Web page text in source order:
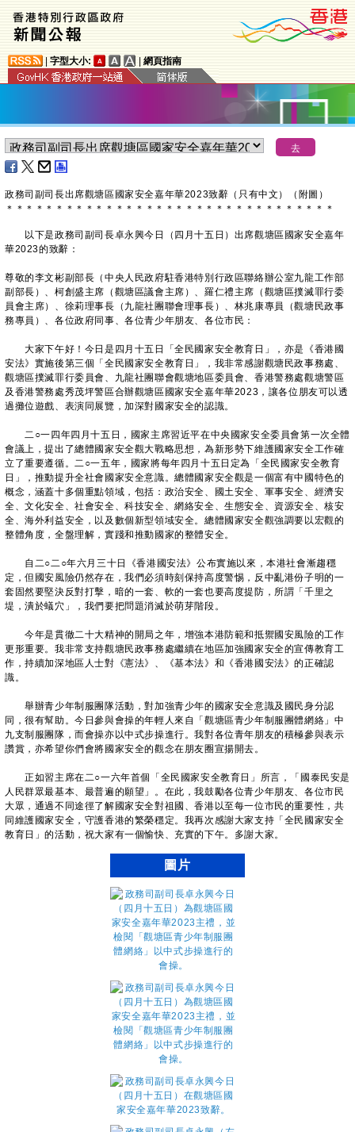
字型大小: 網頁指南
政務司副司長出席觀塘區國家安全嘉年華2023致辭（只有中文）（附圖）
＊ ＊ ＊ ＊ ＊ ＊ ＊ ＊ ＊ ＊ ＊ ＊ ＊ ＊ ＊ ＊ ＊ ＊ ＊ ＊ ＊ ＊ ＊ ＊ ＊ ＊ ＊ ＊ ＊ ＊ ＊ ＊ ＊
以下是政務司副司長卓永興今日（四月十五日）出席觀塘區國家安全嘉年
華2023的致辭：
尊敬的李文彬副部長（中央人民政府駐香港特別行政區聯絡辦公室九龍工作部
副部長）、柯創盛主席（觀塘區議會主席）、羅仁禮主席（觀塘區撲滅罪行委
員會主席）、徐莉理事長（九龍社團聯會理事長）、林兆康專員（觀塘民政事
務專員）、各位政府同事、各位青少年朋友、各位市民：
大家下午好！今日是四月十五日「全民國家安全教育日」，亦是《香港國
安法》實施後第三個「全民國家安全教育日」，我非常感謝觀塘民政事務處、
觀塘區撲滅罪行委員會、九龍社團聯會觀塘地區委員會、香港警務處觀塘警區
及香港警務處秀茂坪警區合辦觀塘區國家安全嘉年華2023，讓各位朋友可以透
過攤位遊戲、表演同展覽，加深對國家安全的認識。
二○一四年四月十五日，國家主席習近平在中央國家安全委員會第一次全體
會議上，提出了總體國家安全觀大戰略思想，為新形勢下維護國家安全工作確
立了重要遵循。二○一五年，國家將每年四月十五日定為「全民國家安全教育
日」，推動提升全社會國家安全意識。總體國家安全觀是一個富有中國特色的
概念，涵蓋十多個重點領域，包括：政治安全、國土安全、軍事安全、經濟安
全、文化安全、社會安全、科技安全、網絡安全、生態安全、資源安全、核安
全、海外利益安全，以及數個新型領域安全。總體國家安全觀強調要以宏觀的
整體角度，全盤理解，實踐和推動國家的整體安全。
自二○二○年六月三十日《香港國安法》公布實施以來，本港社會漸趨穩
定，但國安風險仍然存在，我們必須時刻保持高度警惕，反中亂港份子明的一
套固然要堅決反對打擊，暗的一套、軟的一套也要高度提防，所謂「千里之
堤，潰於蟻穴」，我們要把問題消滅於萌芽階段。
今年是貫徹二十大精神的開局之年，增強本港防範和抵禦國安風險的工作
更形重要。我非常支持觀塘民政事務處繼續在地區加強國家安全的宣傳教育工
作，持續加深地區人士對《憲法》、《基本法》和《香港國安法》的正確認
識。
舉辦青少年制服團隊活動，對加強青少年的國家安全意識及國民身分認
同，很有幫助。今日參與會操的年輕人來自「觀塘區青少年制服團體網絡」中
九支制服團隊，而會操亦以中式步操進行。我對各位青年朋友的積極參與表示
讚賞，亦希望你們會將國家安全的觀念在朋友圈宣揚開去。
正如習主席在二○一六年首個「全民國家安全教育日」所言，「國泰民安是
人民群眾最基本、最普遍的願望」。在此，我鼓勵各位青少年朋友、各位市民
大眾，通過不同途徑了解國家安全對祖國、香港以至每一位市民的重要性，共
同維護國家安全，守護香港的繁榮穩定。我再次感謝大家支持「全民國家安全
教育日」的活動，祝大家有一個愉快、充實的下午。多謝大家。
圖片